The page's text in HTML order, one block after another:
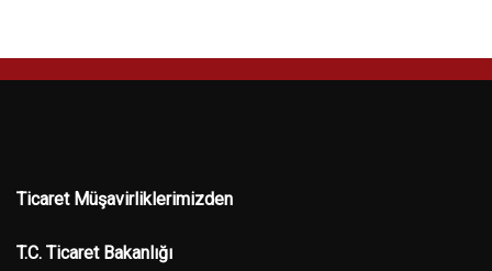
Ticaret Müşavirliklerimizden
T.C. Ticaret Bakanlığı